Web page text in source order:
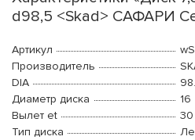
d98,5 <Skad> САФАРИ
Артикул
Производитель
DIA
Диаметр диска
16
Вылет et
30
Тип диска